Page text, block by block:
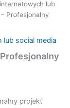
lub
Profesjonalny
social media
projekt